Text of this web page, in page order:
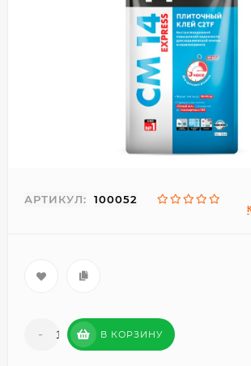
АРТИКУЛ: 100052
- + В КОРЗИНУ